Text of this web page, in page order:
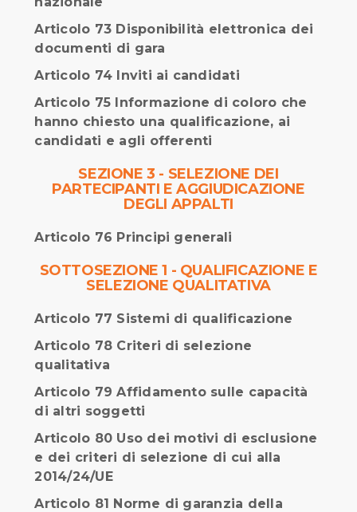
Articolo 73 Disponibilità elettronica dei
documenti di gara
Articolo 74 Inviti ai candidati
Articolo 75 Informazione di coloro che
hanno chiesto una qualificazione, ai
candidati e agli offerenti
SEZIONE 3 - SELEZIONE DEI
PARTECIPANTI E AGGIUDICAZIONE
DEGLI APPALTI
Articolo 76 Principi generali
SOTTOSEZIONE 1 - QUALIFICAZIONE E
SELEZIONE QUALITATIVA
Articolo 77 Sistemi di qualificazione
Articolo 78 Criteri di selezione
qualitativa
Articolo 79 Affidamento sulle capacità
di altri soggetti
Articolo 80 Uso dei motivi di esclusione
e dei criteri di selezione di cui alla
2014/24/UE
Articolo 81 Norme di garanzia della